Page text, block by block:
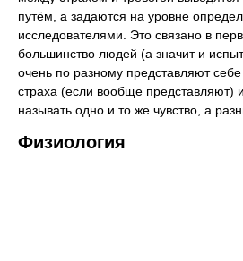
путём, а задаются на уровне
исследователями. Это связано в
большинство людей (а значит и
очень по разному представляют себе
страха (если вообще представляют)
называть одно и то же чувство, а
Физиология